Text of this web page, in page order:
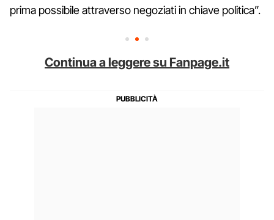
prima possibile attraverso negoziati in chiave politica”.
Continua a leggere su Fanpage.it